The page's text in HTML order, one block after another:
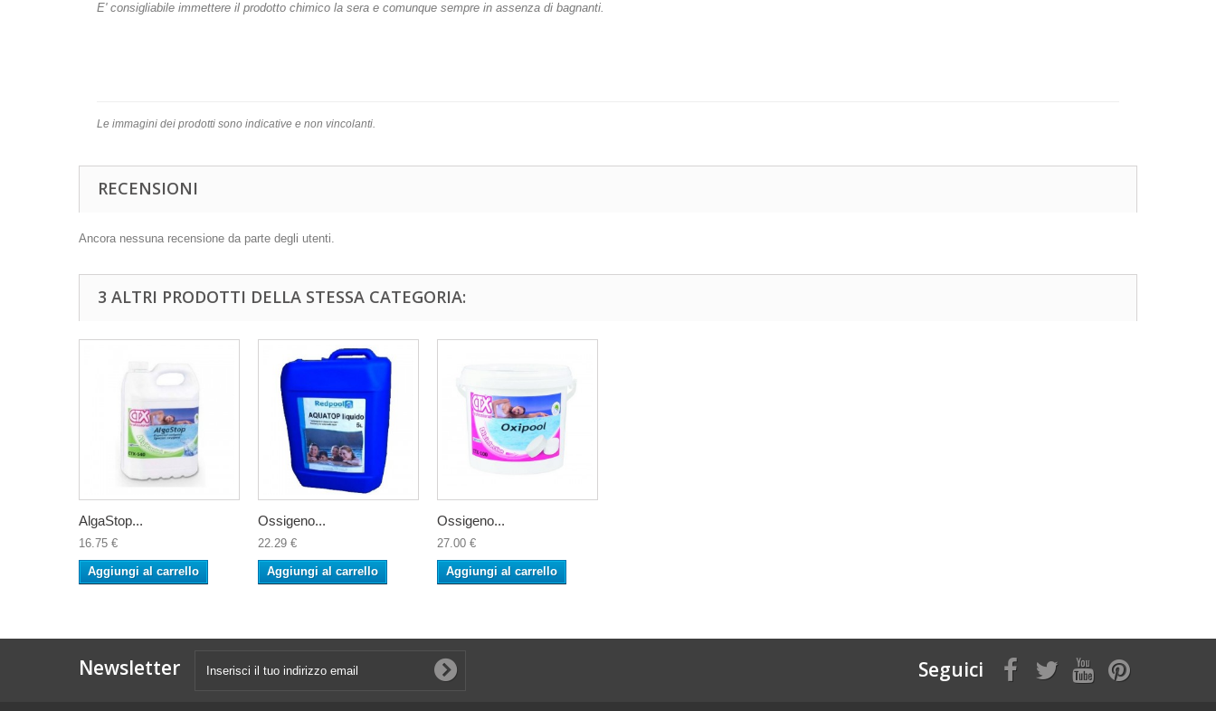
E' consigliabile immettere il prodotto chimico la sera e comunque sempre in assenza di bagnanti.
Le immagini dei prodotti sono indicative e non vincolanti.
RECENSIONI
Ancora nessuna recensione da parte degli utenti.
3 ALTRI PRODOTTI DELLA STESSA CATEGORIA:
AlgaStop...
16.75 €
Aggiungi al carrello
Ossigeno...
22.29 €
Aggiungi al carrello
Ossigeno...
27.00 €
Aggiungi al carrello
Newsletter Seguici